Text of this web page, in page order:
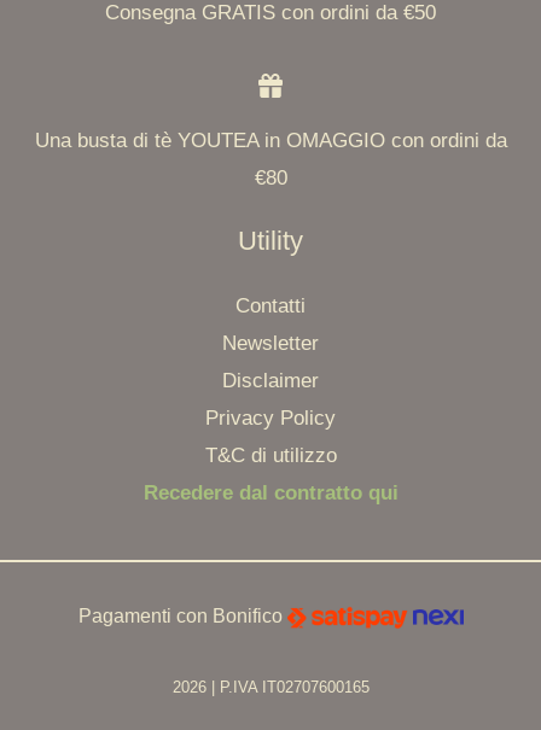
Consegna GRATIS con ordini da €50
Una busta di tè YOUTEA in OMAGGIO con ordini da
€80
Utility
Contatti
Newsletter
Disclaimer
Privacy Policy
T&C di utilizzo
Recedere dal contratto qui
Pagamenti con Bonifico
2026 | P.IVA IT02707600165